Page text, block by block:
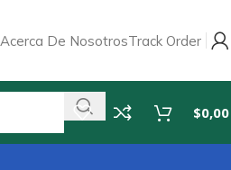
Acerca De NosotrosTrack Order
$0,00